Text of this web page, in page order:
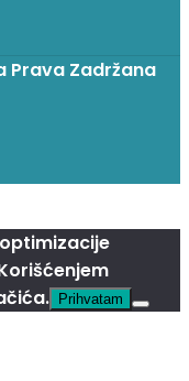
Prava Zadržana
Prihvatam